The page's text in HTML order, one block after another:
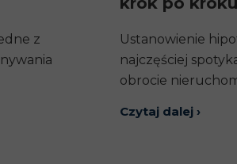
z
Ustanowienie
najczęściej
obrocie
Czytaj dalej ›